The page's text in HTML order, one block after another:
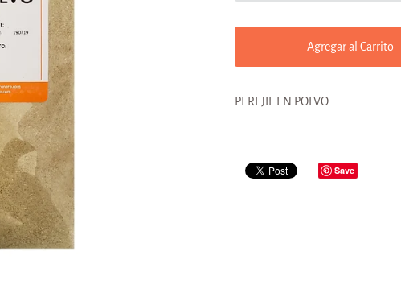
Agregar al Carrito
PEREJIL EN POLVO
Save